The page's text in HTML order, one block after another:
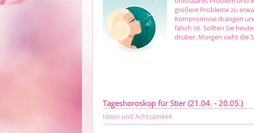
größere Probleme zu
Kompromisse drängen
falsch ist. Sollten Sie
drüber. Morgen sieht die
Tageshoroskop für Stier (21.04. - 20.05.)
Ideen und Achtsamkeit